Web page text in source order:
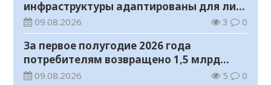
инфраструктуры адаптированы для лиц
с инвалидностью
09.08.2026 3 0
За первое полугодие 2026 года
потребителям возвращено 1,5 млрд
тенге
09.08.2026 5 0